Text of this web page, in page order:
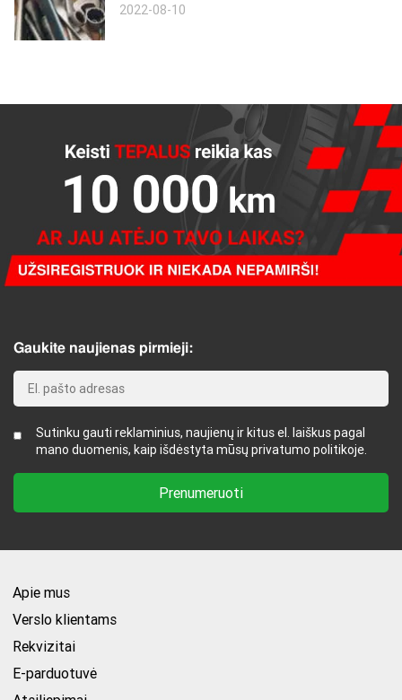
2022-08-10
Gaukite naujienas pirmieji:
Sutinku gauti reklaminius, naujienų ir kitus el. laiškus pagal
mano duomenis, kaip išdėstyta mūsų privatumo politikoje.
Apie mus
Verslo klientams
Rekvizitai
E-parduotuvė